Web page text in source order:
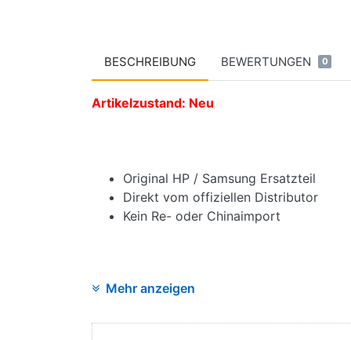
BESCHREIBUNG BEWERTUNGEN 0
Artikelzustand: Neu
Original HP / Samsung Ersatzteil
Direkt vom offiziellen Distributor
Kein Re- oder Chinaimport
Hersteller:
Mehr anzeigen